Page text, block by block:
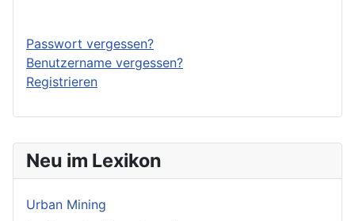
Neu im Lexikon
Urban Mining
Passwort vergessen?
Benutzername vergessen?
Registrieren